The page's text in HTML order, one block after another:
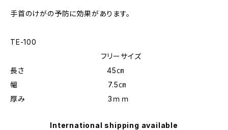
手首のけがの予防に効果があります。
TE-100
フリーサイズ
長さ 45㎝
幅 7.5㎝
厚み 3ｍｍ
International shipping available